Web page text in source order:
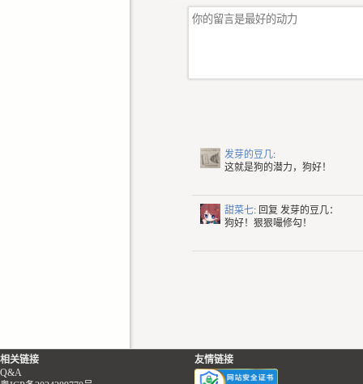
发芽的豆几:
这就是狗的潜力，狗好！
甜菜七: 回复 发芽的豆几：
狗好！狠狠嘬修勾！
相关链接
Q&A
友情链接